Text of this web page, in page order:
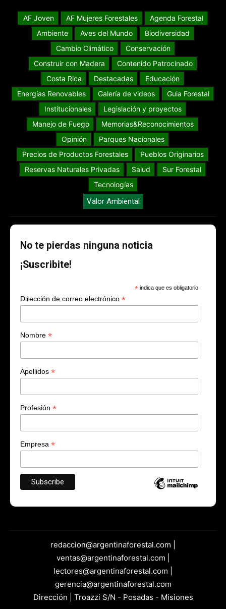
AF Joven AF Mujeres Forestales
Agenda Forestal
Ambiente
Aves del Mundo
Biodiversidad
Cambio Climático
Conservación
Construir con Madera
Contenido Patrocinado
Costa Rica
Destacadas
Educación
Energías Renovables
Galería de videos
Guia Forestal
Institucionales
Legislación y proyectos
Manejo de Fuego
Memorias&Reconocimientos
Opinión
Parques Nacionales
Precios de Productos Forestales
Pueblos Originarios
Reservas Naturales Privadas
Salud
Sur Forestal
Tecnologías
Valor Ambiental
No te pierdas ninguna noticia
¡Suscribite!
* indica que es obligatorio
Dirección de correo electrónico *
Nombre *
Apellidos *
Profesión *
Empresa *
redaccion@argentinaforestal.com |
ventas@argentinaforestal.com |
lectores@argentinaforestal.com |
gerencia@argentinaforestal.com
Dirección | Troazzi S/N - Posadas - Misiones